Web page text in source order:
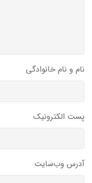
نام و نام خانوادگی
پست الکترونیک
آدرس وب‌سایت